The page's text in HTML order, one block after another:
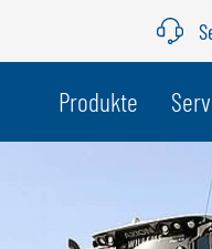
/ Ihr Land
Produkte